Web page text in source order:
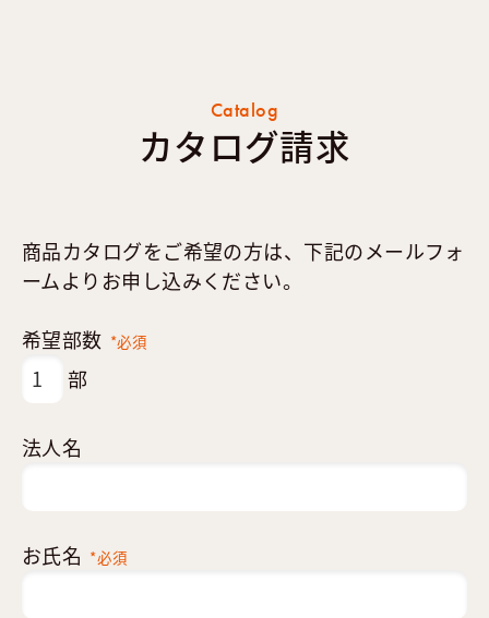
Catalog
カタログ請求
商品カタログをご希望の方は、下記のメールフォ
ームよりお申し込みください。
希望部数 *必須
部
法人名
お氏名 *必須